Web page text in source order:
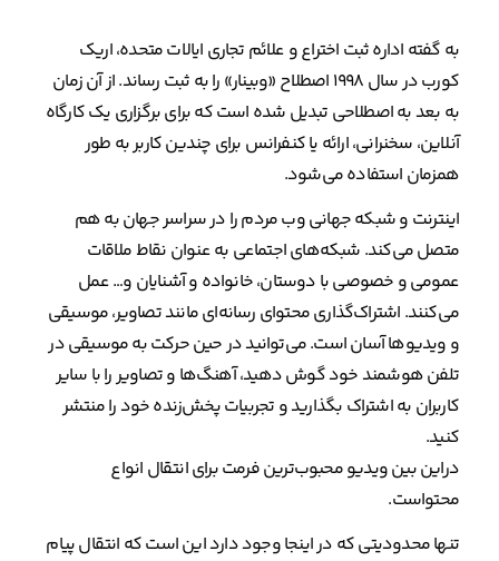
به گفته اداره ثبت اختراع و علائم تجاری ایالات متحده، اریک
کورب در سال ۱۹۹۸ اصطلاح «وبینار» را به ثبت رساند. از آن زمان
به بعد به اصطلاحی تبدیل شده است که برای برگزاری یک کارگاه
آنلاین، سخنرانی، ارائه یا کنفرانس برای چندین کاربر به طور
همزمان استفاده می‌شود.
اینترنت و شبکه جهانی وب مردم را در سراسر جهان به هم
متصل می‌کند. شبکه‌های اجتماعی به عنوان نقاط ملاقات
عمومی و خصوصی با دوستان، خانواده و آشنایان و… عمل
می‌کنند. اشتراک‌گذاری محتوای رسانه‌ای مانند تصاویر، موسیقی
و ویدیوها آسان است. می‌توانید در حین حرکت به موسیقی در
تلفن هوشمند خود گوش دهید، آهنگ‌ها و تصاویر را با سایر
کاربران به اشتراک بگذارید و تجربیات پخش‌زنده خود را منتشر
کنید.
دراین بین ویدیو محبوب‌ترین فرمت برای انتقال انواع
محتواست.
تنها محدودیتی که در اینجا وجود دارد این است که انتقال پیام